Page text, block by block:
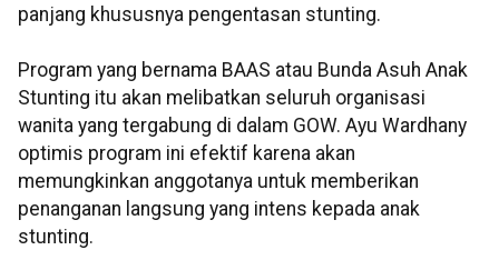
panjang khususnya pengentasan stunting.
Program yang bernama BAAS atau Bunda Asuh Anak
Stunting itu akan melibatkan seluruh organisasi
wanita yang tergabung di dalam GOW. Ayu Wardhany
optimis program ini efektif karena akan
memungkinkan anggotanya untuk memberikan
penanganan langsung yang intens kepada anak
stunting.